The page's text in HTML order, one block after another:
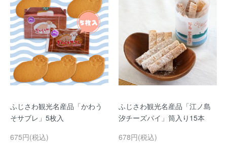
ふじさわ観光名産品「かわう
そサブレ」5枚入
675円(税込)
ふじさわ観光名産品「江ノ島
汐チーズパイ」筒入り15本
678円(税込)